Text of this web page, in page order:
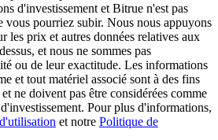
d'investissement et Bitrue n'est pas
vous pourriez subir. Nous nous appuyons
les prix et autres données relatives aux
et nous ne sommes pas
ou de leur exactitude. Les informations
et tout matériel associé sont à des fins
ne doivent pas être considérées comme
Pour plus d'informations,
et notre Politique de